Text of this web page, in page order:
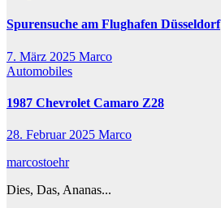
Spurensuche am Flughafen Düsseldorf
7. März 2025 Marco
Automobiles
1987 Chevrolet Camaro Z28
28. Februar 2025 Marco
marcostoehr
Dies, Das, Ananas...